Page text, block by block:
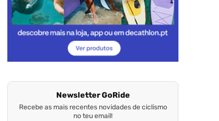
Newsletter GoRide
Recebe as mais recentes novidades de ciclismo
no teu email!